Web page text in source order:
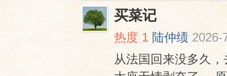
买菜记
热度1 陆仲绩 2026-
从法国回来没多久